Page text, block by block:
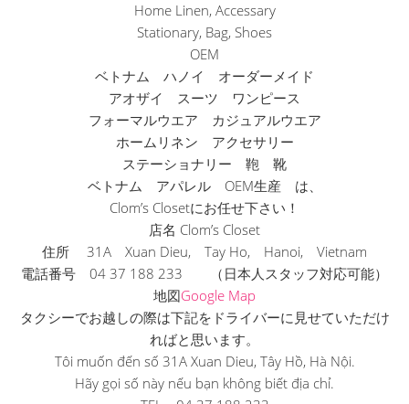
Home Linen, Accessary
Stationary, Bag, Shoes
OEM
ベトナム ハノイ オーダーメイド
アオザイ スーツ ワンピース
フォーマルウエア カジュアルウエア
ホームリネン アクセサリー
ステーショナリー 鞄 靴
ベトナム アパレル OEM生産 は、
Clom’s Closetにお任せ下さい！
店名 Clom’s Closet
住所 31A Xuan Dieu, Tay Ho, Hanoi, Vietnam
電話番号 04 37 188 233 （日本人スタッフ対応可能）
地図Google Map
タクシーでお越しの際は下記をドライバーに見せていただけ
ればと思います。
Tôi muốn đến số 31A Xuan Dieu, Tây Hồ, Hà Nội.
Hãy gọi số này nếu bạn không biết địa chỉ.